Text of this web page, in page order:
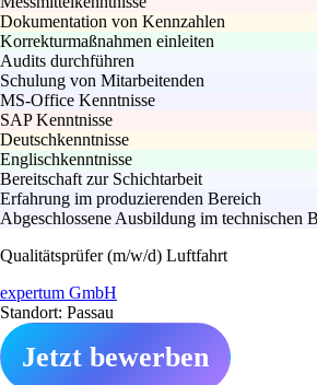
Dokumentation von Kennzahlen
Korrekturmaßnahmen einleiten
Audits durchführen
Schulung von Mitarbeitenden
MS-Office Kenntnisse
SAP Kenntnisse
Deutschkenntnisse
Englischkenntnisse
Bereitschaft zur Schichtarbeit
Erfahrung im produzierenden Bereich
Abgeschlossene Ausbildung im technischen
Qualitätsprüfer (m/w/d) Luftfahrt
expertum GmbH
Standort: Passau
Jetzt bewerben